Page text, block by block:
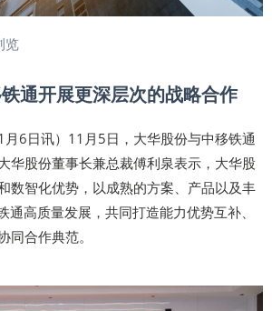
览
通开展更深层次的战略合作
月6日讯）11月5日，大华股份与中移铁通
华股份董事长兼总裁傅利泉表示，大华股
数智化优势，以成熟的方案、产品以及丰
通高质量发展，共同打造能力优势互补、
同合作典范。